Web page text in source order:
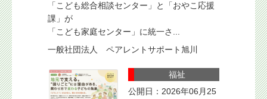
「こども総合相談センター」と「おやこ応援
課」が
「こども家庭センター」に統一さ...
一般社団法人 ペアレントサポート旭川
福祉
公開日：2026年06月25